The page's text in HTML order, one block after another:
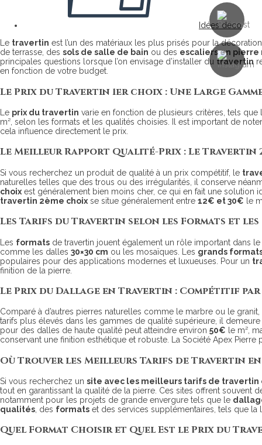
Idées déco
Le travertin est l’un des matériaux les plus prisés pour la
de terrasse, des sols de salle de bain ou des escaliers en
principales questions lorsque l’on envisage d’installer du travertin
en fonction de votre budget.
Le Prix du Travertin 1er choix : Une Large
Le prix du travertin varie en fonction de plusieurs critères, tels
m², selon les formats et les qualités choisies. Il est important de
cela influence directement le prix.
Le Meilleur Rapport Qualité-Prix : Le Travertin
Si vous recherchez un produit de qualité à un prix compétitif, le
naturelles telles que des trous ou des irrégularités, il conserve
choix est généralement bien moins cher, ce qui en fait une
travertin 2ème choix se situe généralement entre 12€ et 30€ le
Les Tarifs du Travertin selon les Formats et
Les formats de travertin jouent également un rôle important dans
comme les dalles 30×30 cm ou les mosaïques. Les grands
populaires pour des applications modernes et luxueuses. Pour un
finition de la pierre.
Le Prix du Dallage en Travertin : Compétitif
Comparé à d’autres pierres naturelles comme le marbre ou le
tarifs plus élevés dans les gammes de qualité supérieure, il
pour des dalles de haute qualité peut atteindre environ 50€ le m²,
conservant une finition esthétique et robuste. La Société Apex
Où Trouver les Meilleurs Tarifs de Travertin en
Si vous recherchez un site avec les meilleurs tarifs de travertin
tout en garantissant la qualité de la pierre. Ces sites offrent souvent
notamment pour les projets de grande envergure tels que le
qualités , des formats et des services supplémentaires, tels que
Quel Format Choisir et Quel Est le Prix du